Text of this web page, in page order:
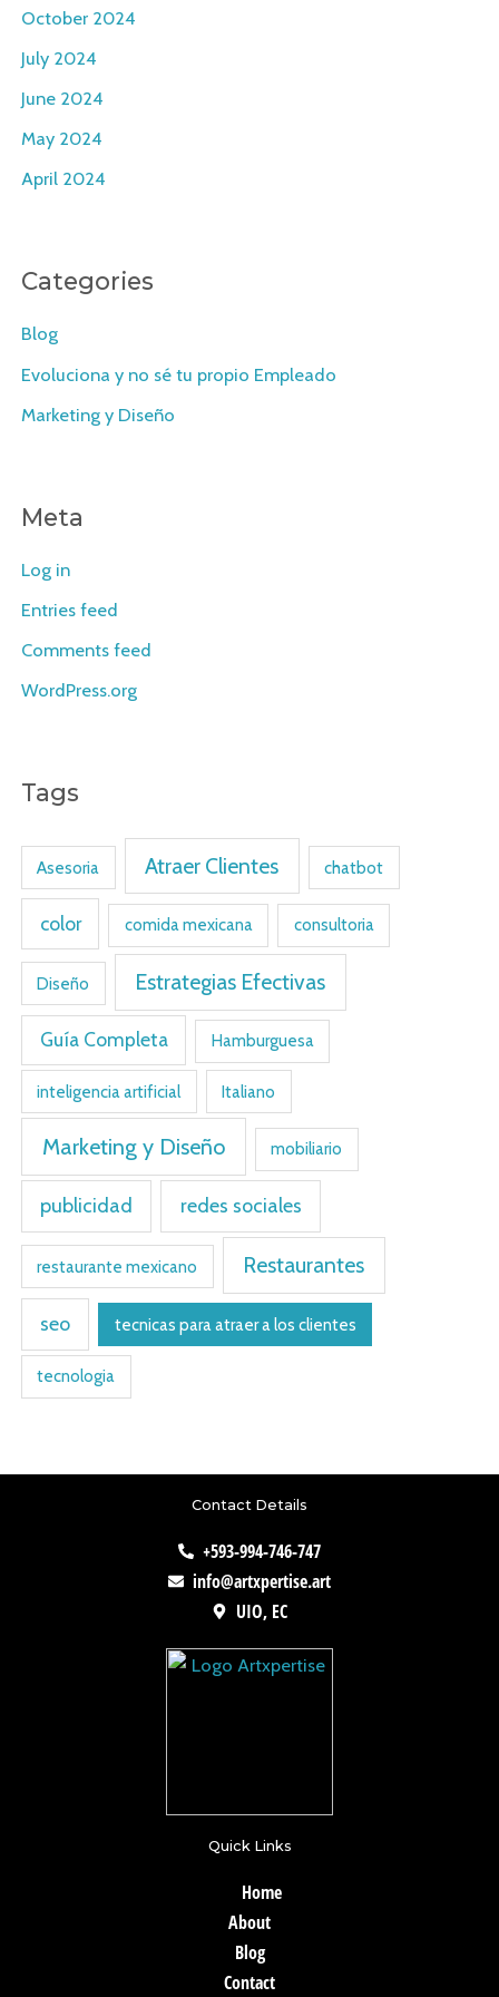
October 2024
July 2024
June 2024
May 2024
April 2024
Categories
Blog
Evoluciona y no sé tu propio Empleado
Marketing y Diseño
Meta
Log in
Entries feed
Comments feed
WordPress.org
Tags
Asesoria Atraer Clientes chatbot
color comida mexicana consultoria
Diseño Estrategias Efectivas
Guía Completa Hamburguesa
inteligencia artificial Italiano
Marketing y Diseño mobiliario
publicidad redes sociales
restaurante mexicano Restaurantes
seo tecnicas para atraer a los clientes
tecnologia
Contact Details
+593-994-746-747
info@artxpertise.art
UIO, EC
Quick Links
Home
About
Blog
Contact